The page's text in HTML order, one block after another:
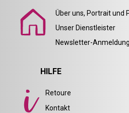
Über uns, Portrait und
Unser Dienstleister
Newsletter-Anmeldung
HILFE
Retoure
Kontakt